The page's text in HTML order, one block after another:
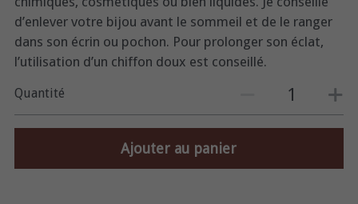
d’enlever votre bijou avant le sommeil et de le ranger
dans son écrin ou pochon. Pour prolonger son éclat,
l’utilisation d’un chiffon doux est conseillé.
Quantité
Ajouter au panier